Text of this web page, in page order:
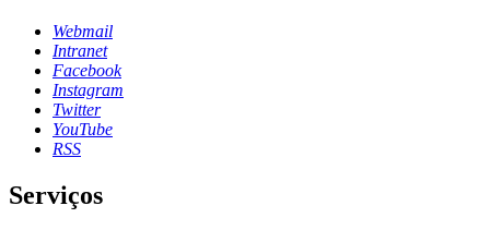
Webmail
Intranet
Facebook
Instagram
Twitter
YouTube
RSS
Serviços